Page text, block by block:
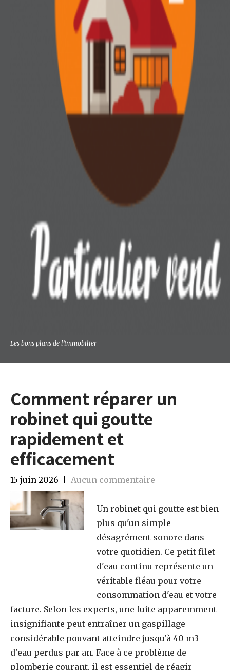
Les bons plans de lʼimmobilier
Comment réparer un
robinet qui goutte
rapidement et
efficacement
15 juin 2026 Aucun commentaire
Un robinet qui goutte est bien
plus qu'un simple
désagrément sonore dans
votre quotidien. Ce petit filet
d'eau continu représente un
véritable fléau pour votre
consommation d'eau et votre
facture. Selon les experts, une fuite apparemment
insignifiante peut entraîner un gaspillage
considérable pouvant atteindre jusqu'à 40 m3
d'eau perdus par an. Face à ce problème de
plomberie courant, il est essentiel de réagir